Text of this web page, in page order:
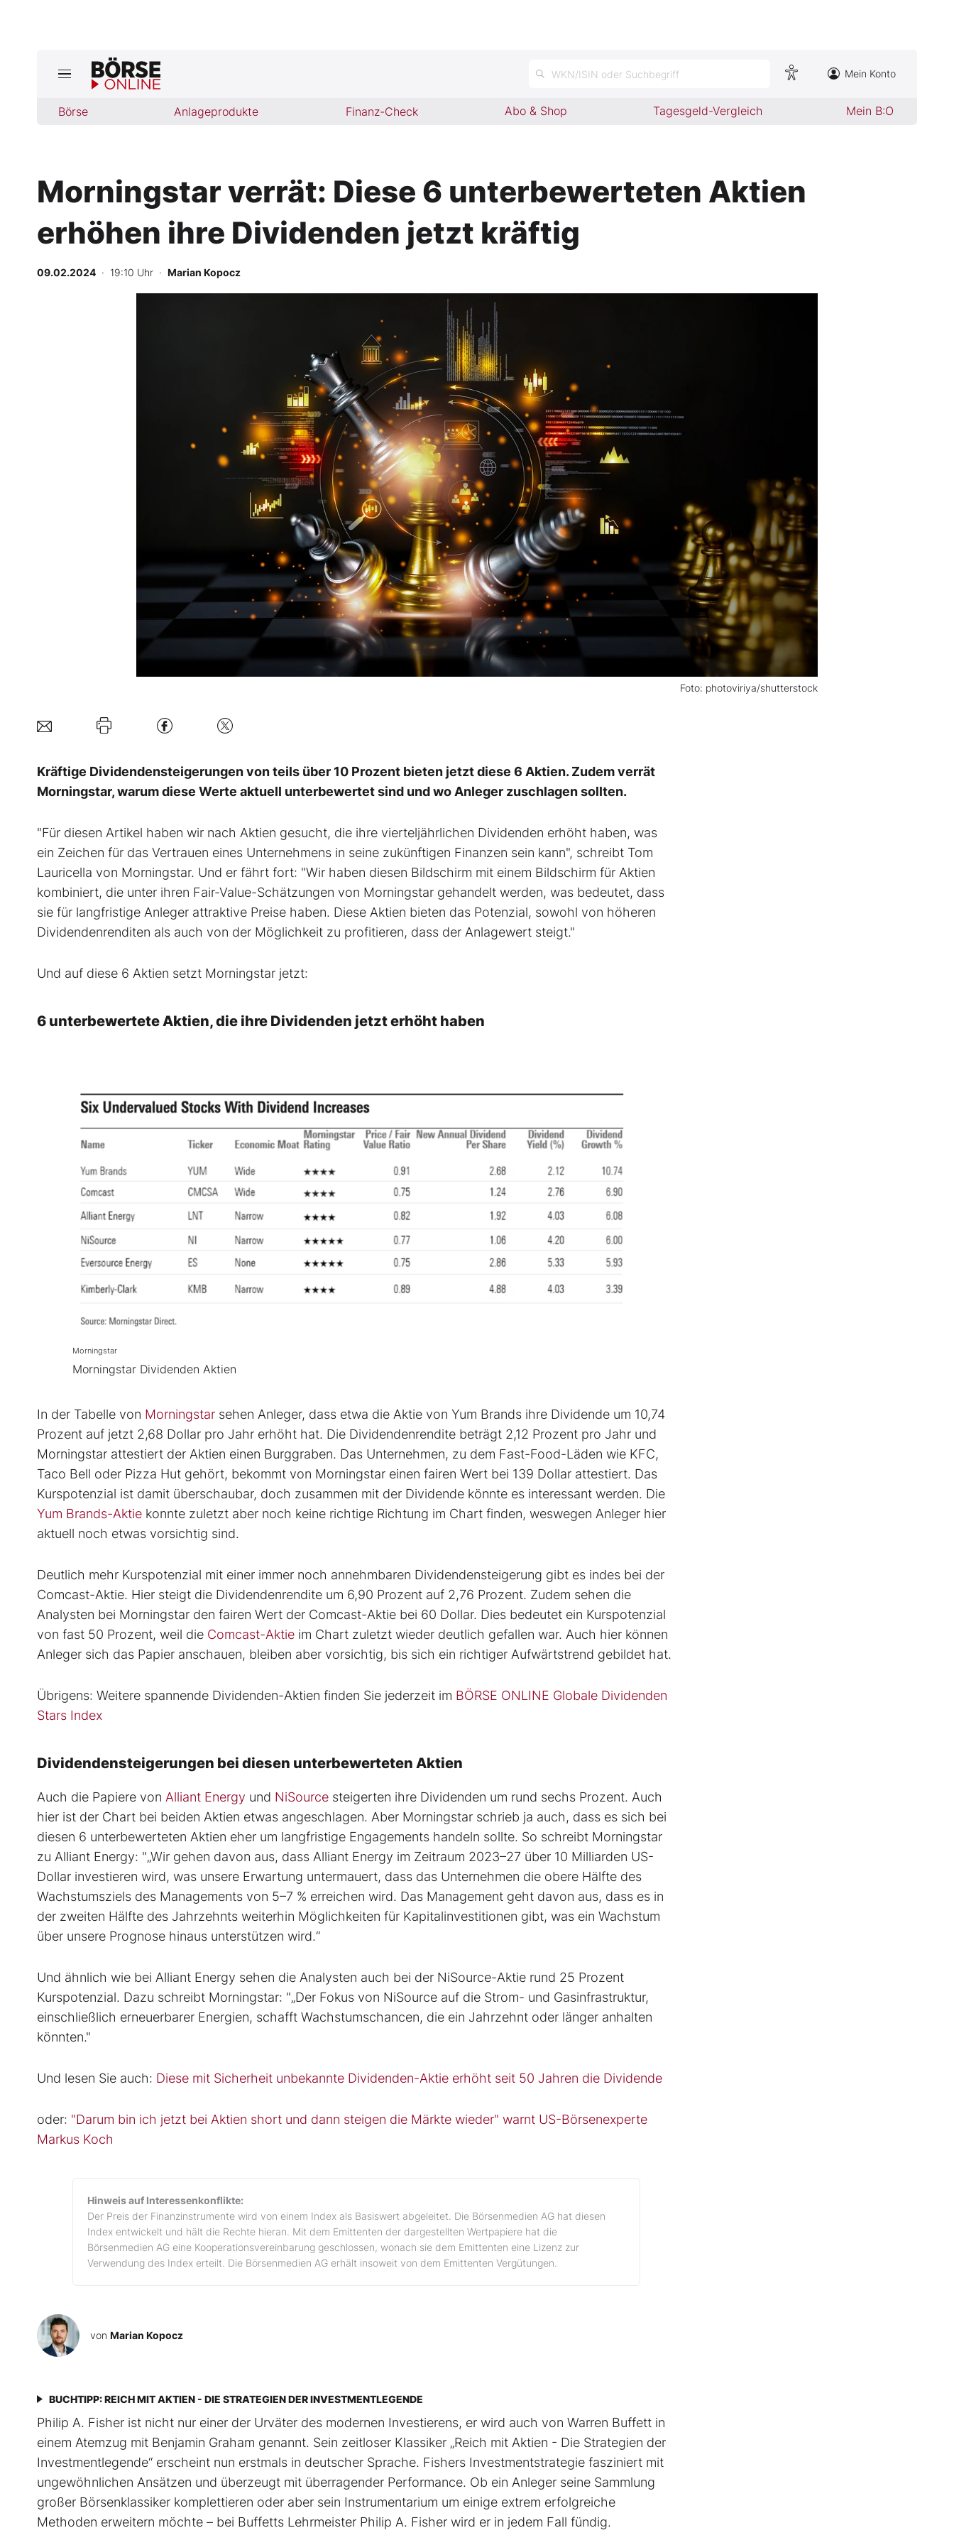
WKN/ISIN oder Suchbegriff Mein Konto
Börse Anlageprodukte Finanz-Check Abo & Shop Tagesgeld-Vergleich Mein B:O
Jetzt aktuelle Ausgabe BÖRSE ONLINE lesen
Anlageprodukte
Finanz-Check
Morningstar verrät: Diese 6 unterbewerteten Aktien
erhöhen ihre Dividenden jetzt kräftig
09.02.2024 · 19:10 Uhr · Marian Kopocz
Foto: photoviriya/shutterstock
Kräftige Dividendensteigerungen von teils über 10 Prozent bieten jetzt diese 6 Aktien. Zudem verrät
Morningstar, warum diese Werte aktuell unterbewertet sind und wo Anleger zuschlagen sollten.
"Für diesen Artikel haben wir nach Aktien gesucht, die ihre vierteljährlichen Dividenden erhöht haben, was
ein Zeichen für das Vertrauen eines Unternehmens in seine zukünftigen Finanzen sein kann", schreibt Tom
Lauricella von Morningstar. Und er fährt fort: "Wir haben diesen Bildschirm mit einem Bildschirm für Aktien
kombiniert, die unter ihren Fair-Value-Schätzungen von Morningstar gehandelt werden, was bedeutet, dass
sie für langfristige Anleger attraktive Preise haben. Diese Aktien bieten das Potenzial, sowohl von höheren
Dividendenrenditen als auch von der Möglichkeit zu profitieren, dass der Anlagewert steigt."
Und auf diese 6 Aktien setzt Morningstar jetzt:
6 unterbewertete Aktien, die ihre Dividenden jetzt erhöht haben
Morningstar
Morningstar Dividenden Aktien
In der Tabelle von Morningstar sehen Anleger, dass etwa die Aktie von Yum Brands ihre Dividende um 10,74
Prozent auf jetzt 2,68 Dollar pro Jahr erhöht hat. Die Dividendenrendite beträgt 2,12 Prozent pro Jahr und
Morningstar attestiert der Aktien einen Burggraben. Das Unternehmen, zu dem Fast-Food-Läden wie KFC,
Taco Bell oder Pizza Hut gehört, bekommt von Morningstar einen fairen Wert bei 139 Dollar attestiert. Das
Kurspotenzial ist damit überschaubar, doch zusammen mit der Dividende könnte es interessant werden. Die
Yum Brands-Aktie konnte zuletzt aber noch keine richtige Richtung im Chart finden, weswegen Anleger hier
aktuell noch etwas vorsichtig sind.
Deutlich mehr Kurspotenzial mit einer immer noch annehmbaren Dividendensteigerung gibt es indes bei der
Comcast-Aktie. Hier steigt die Dividendenrendite um 6,90 Prozent auf 2,76 Prozent. Zudem sehen die
Analysten bei Morningstar den fairen Wert der Comcast-Aktie bei 60 Dollar. Dies bedeutet ein Kurspotenzial
von fast 50 Prozent, weil die Comcast-Aktie im Chart zuletzt wieder deutlich gefallen war. Auch hier können
Anleger sich das Papier anschauen, bleiben aber vorsichtig, bis sich ein richtiger Aufwärtstrend gebildet hat.
Übrigens: Weitere spannende Dividenden-Aktien finden Sie jederzeit im BÖRSE ONLINE Globale Dividenden
Stars Index
Dividendensteigerungen bei diesen unterbewerteten Aktien
Auch die Papiere von Alliant Energy und NiSource steigerten ihre Dividenden um rund sechs Prozent. Auch
hier ist der Chart bei beiden Aktien etwas angeschlagen. Aber Morningstar schrieb ja auch, dass es sich bei
diesen 6 unterbewerteten Aktien eher um langfristige Engagements handeln sollte. So schreibt Morningstar
zu Alliant Energy: "„Wir gehen davon aus, dass Alliant Energy im Zeitraum 2023–27 über 10 Milliarden US-
Dollar investieren wird, was unsere Erwartung untermauert, dass das Unternehmen die obere Hälfte des
Wachstumsziels des Managements von 5–7 % erreichen wird. Das Management geht davon aus, dass es in
der zweiten Hälfte des Jahrzehnts weiterhin Möglichkeiten für Kapitalinvestitionen gibt, was ein Wachstum
über unsere Prognose hinaus unterstützen wird.“
Und ähnlich wie bei Alliant Energy sehen die Analysten auch bei der NiSource-Aktie rund 25 Prozent
Kurspotenzial. Dazu schreibt Morningstar: "„Der Fokus von NiSource auf die Strom- und Gasinfrastruktur,
einschließlich erneuerbarer Energien, schafft Wachstumschancen, die ein Jahrzehnt oder länger anhalten
könnten."
Und lesen Sie auch: Diese mit Sicherheit unbekannte Dividenden-Aktie erhöht seit 50 Jahren die Dividende
oder: "Darum bin ich jetzt bei Aktien short und dann steigen die Märkte wieder" warnt US-Börsenexperte
Markus Koch
Hinweis auf Interessenkonflikte:
Der Preis der Finanzinstrumente wird von einem Index als Basiswert abgeleitet. Die Börsenmedien AG hat diesen
Index entwickelt und hält die Rechte hieran. Mit dem Emittenten der dargestellten Wertpapiere hat die
Börsenmedien AG eine Kooperationsvereinbarung geschlossen, wonach sie dem Emittenten eine Lizenz zur
Verwendung des Index erteilt. Die Börsenmedien AG erhält insoweit von dem Emittenten Vergütungen.
von Marian Kopocz
BUCHTIPP: REICH MIT AKTIEN - DIE STRATEGIEN DER INVESTMENTLEGENDE
Philip A. Fisher ist nicht nur einer der Urväter des modernen Investierens, er wird auch von Warren Buffett in
einem Atemzug mit Benjamin Graham genannt. Sein zeitloser Klassiker „Reich mit Aktien - Die Strategien der
Investmentlegende“ erscheint nun erstmals in deutscher Sprache. Fishers Investmentstrategie fasziniert mit
ungewöhnlichen Ansätzen und überzeugt mit überragender Performance. Ob ein Anleger seine Sammlung
großer Börsenklassiker komplettieren oder aber sein Instrumentarium um einige extrem erfolgreiche
Methoden erweitern möchte – bei Buffetts Lehrmeister Philip A. Fisher wird er in jedem Fall fündig.